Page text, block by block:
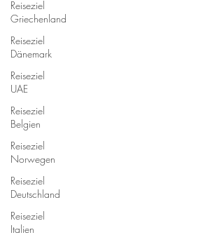
Reiseziel
Griechenland
Reiseziel
Dänemark
Reiseziel
UAE
Reiseziel
Belgien
Reiseziel
Norwegen
Reiseziel
Deutschland
Reiseziel
Italien